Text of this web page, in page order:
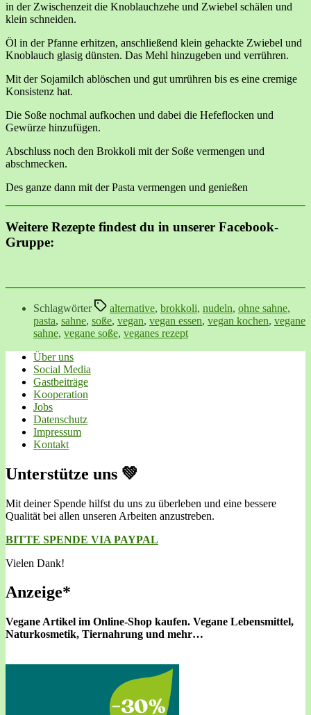
in der Zwischenzeit die Knoblauchzehe und Zwiebel schälen und
klein schneiden.
Öl in der Pfanne erhitzen, anschließend klein gehackte Zwiebel und
Knoblauch glasig dünsten. Das Mehl hinzugeben und verrühren.
Mit der Sojamilch ablöschen und gut umrühren bis es eine cremige
Konsistenz hat.
Die Soße nochmal aufkochen und dabei die Hefeflocken und
Gewürze hinzufügen.
Abschluss noch den Brokkoli mit der Soße vermengen und
abschmecken.
Des ganze dann mit der Pasta vermengen und genießen
Weitere Rezepte findest du in unserer Facebook-
Gruppe:
Schlagwörter alternative, brokkoli, nudeln, ohne sahne,
pasta, sahne, soße, vegan, vegan essen, vegan kochen, vegane
sahne, vegane soße, veganes rezept
Über uns
Social Media
Gastbeiträge
Kooperation
Jobs
Datenschutz
Impressum
Kontakt
Unterstütze uns 💚
Mit deiner Spende hilfst du uns zu überleben und eine bessere
Qualität bei allen unseren Arbeiten anzustreben.
BITTE SPENDE VIA PAYPAL
Vielen Dank!
Anzeige*
Vegane Artikel im Online-Shop kaufen. Vegane Lebensmittel,
Naturkosmetik, Tiernahrung und mehr…